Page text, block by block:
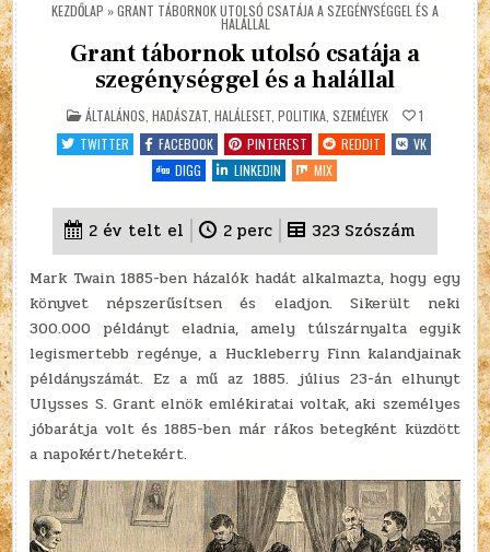
KEZDŐLAP »GRANT TÁBORNOK UTOLSÓ CSATÁJA A SZEGÉNYSÉGGEL ÉS A
HALÁLLAL
Grant tábornok utolsó csatája a
szegénységgel és a halállal
POSTED
IN
ÁLTALÁNOS HADÁSZAT HALÁLESET POLITIKA SZEMÉLYEK
1
TWITTER
FACEBOOK PINTEREST REDDIT
VK
DIGG
LINKEDIN MIX
2 év telt el 2 perc 323 Szószám
Mark Twain 1885-ben házalók hadát alkalmazta, hogy egy
könyvet népszerűsítsen és eladjon. Sikerült neki
300.000 példányt eladnia, amely túlszárnyalta egyik
legismertebb regénye, a Huckleberry Finn kalandjainak
példányszámát. Ez a mű az 1885. július 23-án elhunyt
Ulysses S. Grant elnök emlékiratai voltak, aki személyes
jóbarátja volt és 1885-ben már rákos betegként küzdött
a napokért/hetekért.